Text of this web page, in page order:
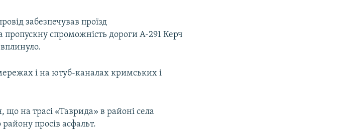
забезпечував проїзд
пропускну спроможність дороги А-291 Керч
і на ютуб-каналах кримських і
що на трасі «Таврида» в районі села
просів асфальт.